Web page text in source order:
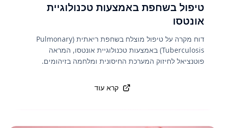
טיפול בשחפת באמצעות טכנולוגיית
אונטסו
דוח מקרה על טיפול מוצלח בשחפת ריאתית (Pulmonary
Tuberculosis) באמצעות טכנולוגיית אונטסו, המראה
פוטנציאל לחיזוק המערכת החיסונית ומלחמה בזיהומים.
קרא עוד